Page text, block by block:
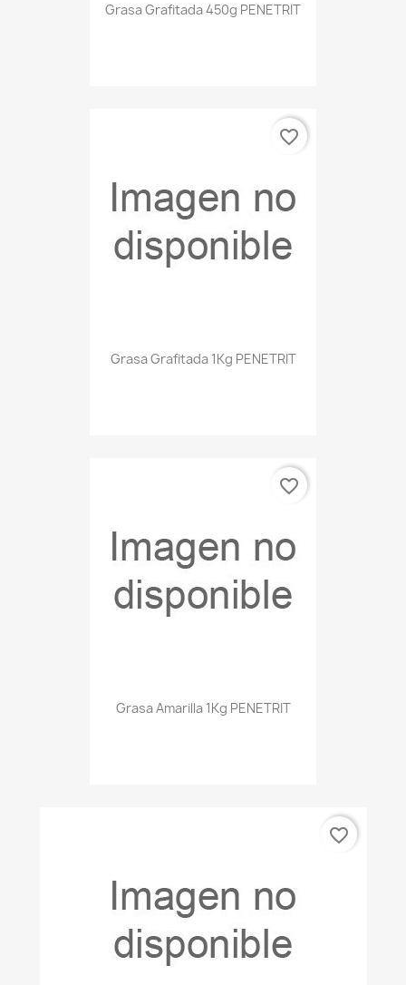
Grasa Grafitada 450g PENETRIT
Grasa Grafitada 1Kg PENETRIT
favorite_border
Grasa Amarilla 1Kg PENETRIT
favorite_border
favorite_border